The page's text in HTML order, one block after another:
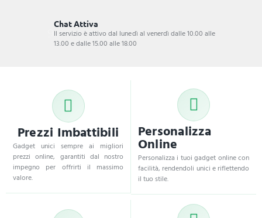
Chat Attiva
Il servizio è attivo dal lunedì al venerdì dalle 10.00 alle
13.00 e dalle 15.00 alle 18.00
Prezzi Imbattibili
Gadget unici sempre ai migliori
prezzi online, garantiti dal nostro
impegno per offrirti il massimo
valore.
Personalizza
Online
Personalizza i tuoi gadget online con
facilità, rendendoli unici e riflettendo
il tuo stile.